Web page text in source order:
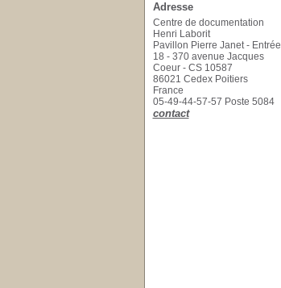
Adresse
Centre de documentation
Henri Laborit
Pavillon Pierre Janet - Entrée
18 - 370 avenue Jacques
Coeur - CS 10587
86021 Cedex Poitiers
France
05-49-44-57-57 Poste 5084
contact